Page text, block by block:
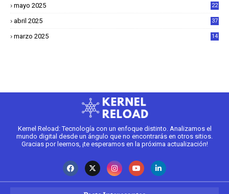
mayo 2025
22
abril 2025
37
marzo 2025
14
Kernel Reload: Tecnología con un enfoque distinto. Analizamos el
mundo digital desde un ángulo que no encontrarás en otros sitios.
Gracias por leernos, ¡te esperamos en la próxima actualización!